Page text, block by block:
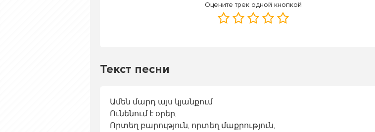
Оцените трек одной кнопкой
Текст песни
Ամեն մարդ այս կյանքում
Ունենում է օրեր,
Որտեղ բարություն, որտեղ մաքրություն,